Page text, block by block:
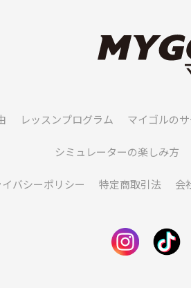
レッスンプログラム マイゴルの
シミュレーターの楽しみ方
イバシーポリシー 特定商取引法 会